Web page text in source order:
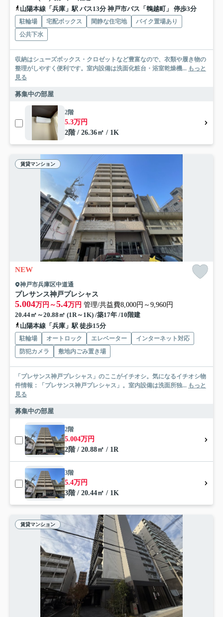
山陽本線「兵庫」駅 バス13分 神戸市バス「鵯越町」 停歩3分
駐輪場 宅配ボックス 閑静な住宅地
バイク置場あり
公共下水
収納はシューズボックス・クロゼットなど豊富なので、衣類や履き物の
整理がしやすく便利です。室内設備は洗面化粧台・浴室乾燥機... もっと
見る
募集中の部屋
2階
5.3万円
2階 / 26.36㎡ / 1K
賃貸マンション
NEW
神戸市兵庫区中道通
プレサンス神戸プレシャス
5.004万円～5.4万円 管理/共益費8,000円～9,960円
20.44㎡～20.88㎡ (1R～1K) /築17年 /10階建
山陽本線「兵庫」駅 徒歩15分
駐輪場 オートロック エレベーター
インターネット対応
防犯カメラ
敷地内ごみ置き場
「プレサンス神戸プレシャス」のここがイチオシ。気になるイチオシ物
件情報：「プレサンス神戸プレシャス」。室内設備は洗面所独... もっと
見る
募集中の部屋
2階
5.004万円
2階 / 20.88㎡ / 1R
3階
5.4万円
3階 / 20.44㎡ / 1K
賃貸マンション